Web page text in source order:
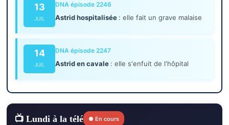
13
JUIL
DNA épisode 2246
Astrid hospitalisée : elle fait un grave malaise
14
JUIL
DNA épisode 2247
Astrid en cavale : elle s'enfuit de l'hôpital
📺 Lundi à la télé ● En cours